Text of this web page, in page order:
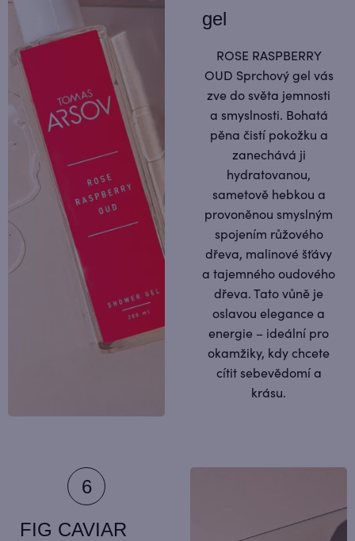
gel
ROSE RASPBERRY
OUD Sprchový gel vás
zve do světa jemnosti
a smyslnosti. Bohatá
pěna čistí pokožku a
zanechává ji
hydratovanou,
sametově hebkou a
provoněnou smyslným
spojením růžového
dřeva, malinové šťávy
a tajemného oudového
dřeva. Tato vůně je
oslavou elegance a
energie – ideální pro
okamžiky, kdy chcete
cítit sebevědomí a
krásu.
FIG CAVIAR